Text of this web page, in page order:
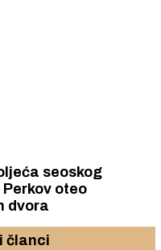
seoskog
dvora
članci